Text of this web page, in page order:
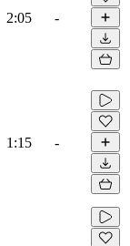
2:05 -
1:15 -